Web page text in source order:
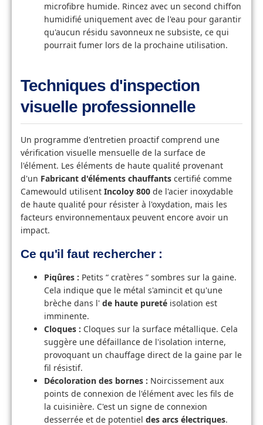
microfibre humide. Rincez avec un second chiffon
humidifié uniquement avec de l'eau pour garantir
qu'aucun résidu savonneux ne subsiste, ce qui
pourrait fumer lors de la prochaine utilisation.
Techniques d'inspection
visuelle professionnelle
Un programme d'entretien proactif comprend une
vérification visuelle mensuelle de la surface de
l'élément. Les éléments de haute qualité provenant
d'un Fabricant d'éléments chauffants certifié comme
Camewould utilisent Incoloy 800 de l'acier inoxydable
de haute qualité pour résister à l'oxydation, mais les
facteurs environnementaux peuvent encore avoir un
impact.
Ce qu'il faut rechercher :
Piqûres : Petits “ cratères ” sombres sur la gaine.
Cela indique que le métal s'amincit et qu'une
brèche dans l' de haute pureté isolation est
imminente.
Cloques : Cloques sur la surface métallique. Cela
suggère une défaillance de l'isolation interne,
provoquant un chauffage direct de la gaine par le
fil résistif.
Décoloration des bornes : Noircissement aux
points de connexion de l'élément avec les fils de
la cuisinière. C'est un signe de connexion
desserrée et de potentiel des arcs électriques.